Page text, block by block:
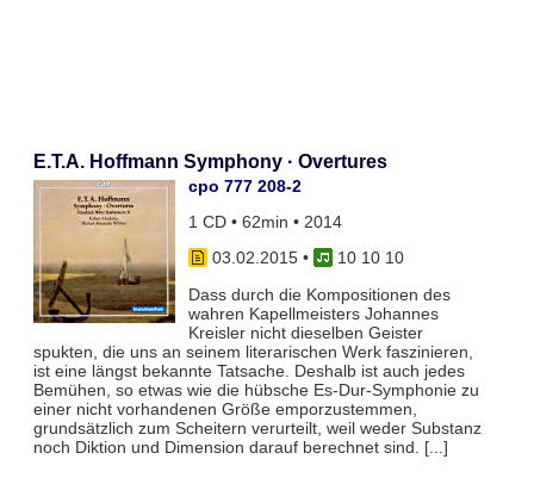
E.T.A. Hoffmann Symphony · Overtures
cpo 777 208-2
1 CD • 62min • 2014
03.02.2015•
10 10 10
Dass durch die Kompositionen des
wahren Kapellmeisters Johannes
Kreisler nicht dieselben Geister
spukten, die uns an seinem literarischen Werk faszinieren,
ist eine längst bekannte Tatsache. Deshalb ist auch jedes
Bemühen, so etwas wie die hübsche Es-Dur-Symphonie zu
einer nicht vorhandenen Größe emporzustemmen,
grundsätzlich zum Scheitern verurteilt, weil weder Substanz
noch Diktion und Dimension darauf berechnet sind. [...]